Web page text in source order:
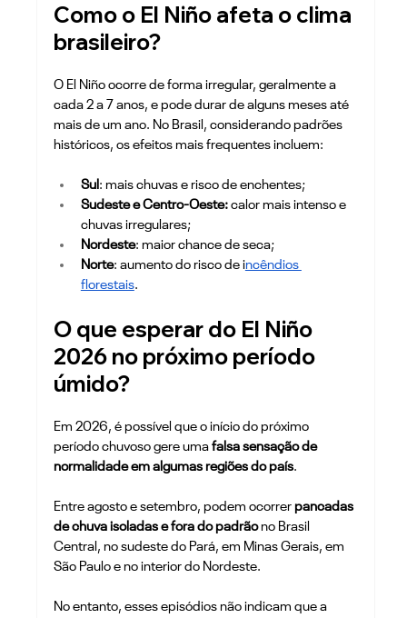
Como o El Niño afeta o clima
brasileiro?
O El Niño ocorre de forma irregular, geralmente a
cada 2 a 7 anos, e pode durar de alguns meses até
mais de um ano. No Brasil, considerando padrões
históricos, os efeitos mais frequentes incluem:
Sul : mais chuvas e risco de enchentes;
Sudeste e Centro-Oeste: calor mais intenso e
chuvas irregulares;
Nordeste: maior chance de seca;
Norte: aumento do risco de incêndios
florestais.
O que esperar do El Niño
2026 no próximo período
úmido?
Em 2026, é possível que o início do próximo
período chuvoso gere uma falsa sensação de
normalidade em algumas regiões do país.
Entre agosto e setembro, podem ocorrer pancadas
de chuva isoladas e fora do padrão no Brasil
Central, no sudeste do Pará, em Minas Gerais, em
São Paulo e no interior do Nordeste.
No entanto, esses episódios não indicam que a